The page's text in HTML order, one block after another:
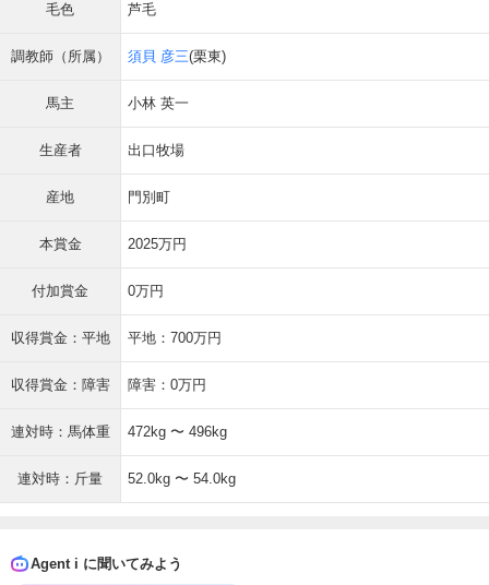
毛色 芦毛
調教師（所属） 須貝 彦三(栗東)
馬主 小林 英一
生産者 出口牧場
産地 門別町
本賞金 2025万円
付加賞金 0万円
収得賞金：平地 平地：700万円
収得賞金：障害 障害：0万円
連対時：馬体重 472kg 〜 496kg
連対時：斤量 52.0kg 〜 54.0kg
Agent i に聞いてみよう